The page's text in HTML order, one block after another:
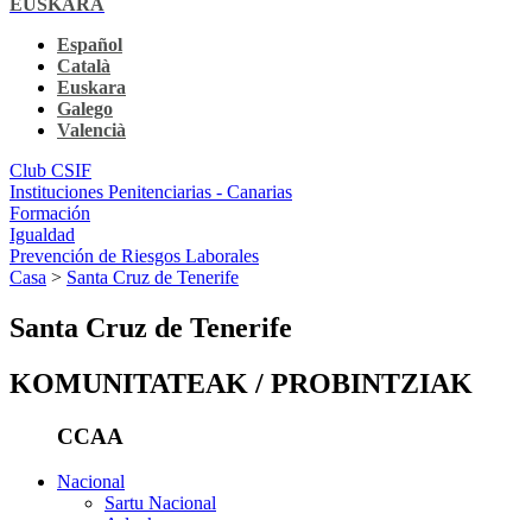
Español
Català
Euskara
Galego
Valencià
Club CSIF
Instituciones Penitenciarias - Canarias
Formación
Igualdad
Prevención de Riesgos Laborales
Casa > Santa Cruz de Tenerife
Santa Cruz de Tenerife
KOMUNITATEAK / PROBINTZIAK
CCAA
Nacional
Sartu Nacional